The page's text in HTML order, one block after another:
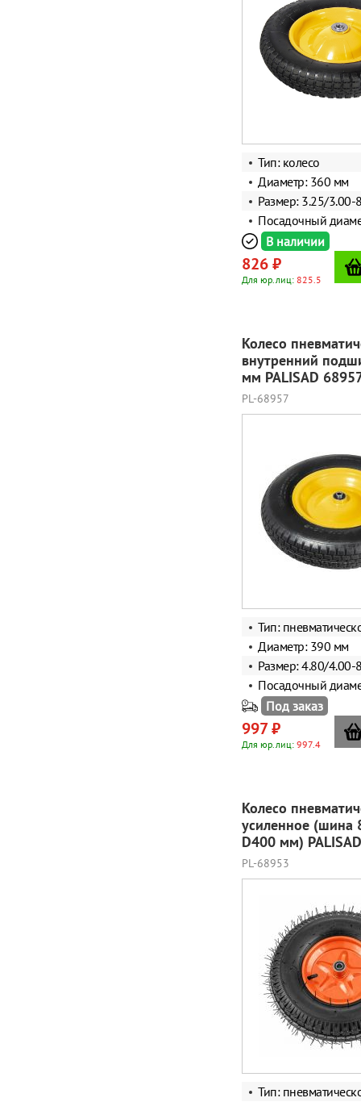
Тип: колесо
Диаметр: 360 мм
Размер: 3.25/3.00-
Посадочный
В наличии
826 ₽
Для юр.лиц: 825.5
Колесо
внутренний
мм PALISAD
PL-68957
Тип:
Диаметр: 390 мм
Размер: 4.80/4.00-
Посадочный
Под заказ
997 ₽
Для юр.лиц: 997.4
Колесо
усиленное (шина
D400 мм)
PL-68953
Тип: